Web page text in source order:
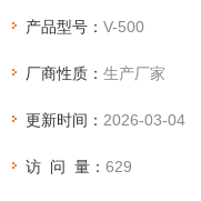
产品型号：V-500
厂商性质：生产厂家
更新时间： 2026-03-04
访 问 量：629